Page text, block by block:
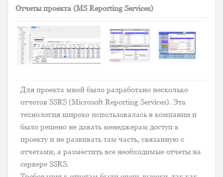
Отчеты проекта (MS Reporting Services)
Для проекта мной было разработано несколько
отчетов SSRS (Microsoft Reporting Services). Эта
технология широко использовалась в компании и
было решено не давать менеджерам доступ к
проекту и не развивать там часть, связанную с
отчетами, а разместить все необходимые отчеты на
сервере SSRS.